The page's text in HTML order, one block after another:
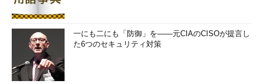
一にも二にも「防御」を――元CIAのCISOが提言し
た6つのセキュリティ対策